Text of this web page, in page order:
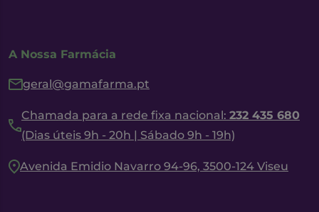
A Nossa Farmácia
geral@gamafarma.pt
Chamada para a rede fixa nacional: 232 435 680
(Dias úteis 9h - 20h | Sábado 9h - 19h)
Avenida Emidio Navarro 94-96, 3500-124 Viseu